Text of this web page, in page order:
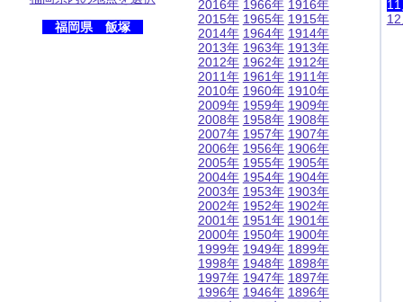
福岡県 飯塚
2016年
2015年
2014年
2013年
2012年
2011年
2010年
2009年
2008年
2007年
2006年
2005年
2004年
2003年
2002年
2001年
2000年
1999年
1998年
1997年
1996年
1966年
1965年
1964年
1963年
1962年
1961年
1960年
1959年
1958年
1957年
1956年
1955年
1954年
1953年
1952年
1951年
1950年
1949年
1948年
1947年
1946年
1916年
1915年
1914年
1913年
1912年
1911年
1910年
1909年
1908年
1907年
1906年
1905年
1904年
1903年
1902年
1901年
1900年
1899年
1898年
1897年
1896年